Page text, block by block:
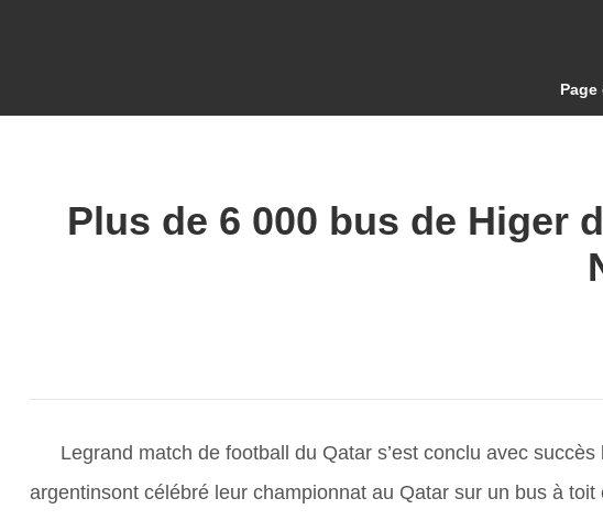
Plus de 6 000 bus de Higer
Legrand match de football du Qatar s’est conclu avec
argentinsont célébré leur championnat au Qatar sur un bus à